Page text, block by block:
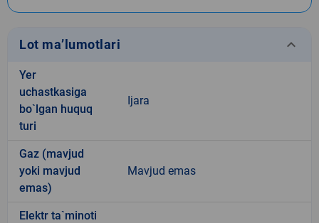
Lot ma’lumotlari keyboard_arrow_down
Yer
uchastkasiga
bo`lgan huquq
turi
Ijara
Gaz (mavjud
yoki mavjud
emas)
Mavjud emas
Elektr ta`minoti